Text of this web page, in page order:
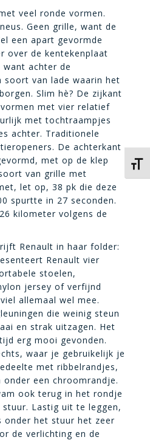
veel ronde vormen.
Geen grille, want de
een apart gevormde
over de kentekenplaat
want achter de
soort van lade waarin het
Slim hè? De zijkant
met vier relatief
met tochtraampjes
achter. Traditionele
De achterkant
met op de klep
van grille met
let op, 38 pk die deze
spurtte in 27 seconden.
kilometer volgens de
Renault in haar folder:
Renault vier
stoelen,
jersey of verfijnd
allemaal wel mee.
die weinig steun
en strak uitzagen. Het
erg mooi gevonden.
waar je gebruikelijk je
met ribbelrandjes,
een chroomrandje.
ook terug in het rondje
Lastig uit te leggen,
onder het stuur het zeer
de verlichting en de